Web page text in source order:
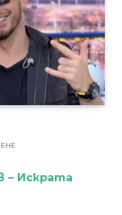
– Искрата